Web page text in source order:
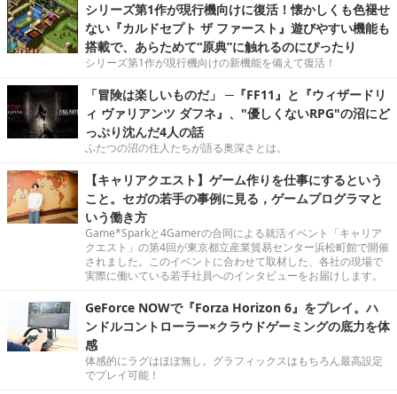
シリーズ第1作が現行機向けに復活！懐かしくも色褪せ
ない『カルドセプト ザ ファースト』遊びやすい機能も
搭載で、あらためて“原典”に触れるのにぴったり
シリーズ第1作が現行機向けの新機能を備えて復活！
「冒険は楽しいものだ」 ─『FF11』と『ウィザードリ
ィ ヴァリアンツ ダフネ』、"優しくないRPG"の沼にど
っぷり沈んだ4人の話
ふたつの沼の住人たちが語る奥深さとは。
【キャリアクエスト】ゲーム作りを仕事にするという
こと。セガの若手の事例に見る，ゲームプログラマと
いう働き方
Game*Sparkと4Gamerの合同による就活イベント「キャリア
クエスト」の第4回が東京都立産業貿易センター浜松町館で開催
されました。このイベントに合わせて取材した、各社の現場で
実際に働いている若手社員へのインタビューをお届けします。
GeForce NOWで『Forza Horizon 6』をプレイ。ハ
ンドルコントローラー×クラウドゲーミングの底力を体
感
体感的にラグはほぼ無し。グラフィックスはもちろん最高設定
でプレイ可能！